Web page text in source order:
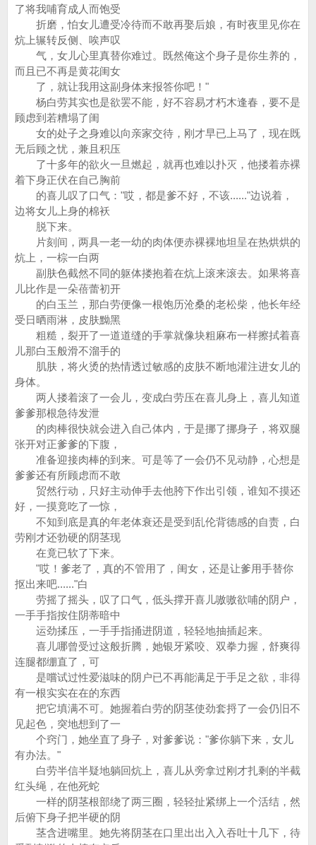
了将我哺育成人而饱受
折磨，怕女儿遭受冷待而不敢再娶后娘，有时夜里见你在
炕上辗转反侧、唉声叹
气，女儿心里真替你难过。既然俺这个身子是你生养的，
而且已不再是黄花闺女
了，就让我用这副身体来报答你吧！"
杨白劳其实也是欲罢不能，好不容易才朽木逢春，要不是
顾虑到若糟塌了闺
女的处子之身难以向亲家交待，刚才早已上马了，现在既
无后顾之忧，兼且积压
了十多年的欲火一旦燃起，就再也难以扑灭，他搂着赤裸
着下身正伏在自己胸前
的喜儿叹了口气："哎，都是爹不好，不该......"边说着，
边将女儿上身的棉袄
脱下来。
片刻间，两具一老一幼的肉体便赤裸裸地坦呈在热烘烘的
炕上，一棕一白两
副肤色截然不同的躯体搂抱着在炕上滚来滚去。如果将喜
儿比作是一朵蓓蕾初开
的白玉兰，那白劳便像一根饱历沧桑的老松柴，他长年经
受日晒雨淋，皮肤黝黑
粗糙，裂开了一道道缝的手掌就像块粗麻布一样擦拭着喜
儿那白玉般滑不溜手的
肌肤，将火烫的热情透过敏感的皮肤不断地灌注进女儿的
身体。
两人搂着滚了一会儿，变成白劳压在喜儿身上，喜儿知道
爹爹那根急待发泄
的肉棒很快就会进入自己体内，于是挪了挪身子，将双腿
张开对正爹爹的下腹，
准备迎接肉棒的到来。可是等了一会仍不见动静，心想是
爹爹还有所顾虑而不敢
贸然行动，只好主动伸手去他胯下作出引领，谁知不摸还
好，一摸竟吃了一惊，
不知到底是真的年老体衰还是受到乱伦背德感的自责，白
劳刚才还勃硬的阴茎现
在竟已软了下来。
"哎！爹老了，真的不管用了，闺女，还是让爹用手替你
抠出来吧......"白
劳摇了摇头，叹了口气，低头撑开喜儿嗷嗷欲哺的阴户，
一手手指按住阴蒂暗中
运劲揉压，一手手指捅进阴道，轻轻地抽插起来。
喜儿哪曾受过这般折腾，她银牙紧咬、双拳力握，舒爽得
连腿都绷直了，可
是嚐试过性爱滋味的阴户已不再能满足于手足之欲，非得
有一根实实在在的东西
把它填满不可。她握着白劳的阴茎使劲套捋了一会仍旧不
见起色，突地想到了一
个窍门，她坐直了身子，对爹爹说："爹你躺下来，女儿
有办法。"
白劳半信半疑地躺回炕上，喜儿从旁拿过刚才扎剩的半截
红头绳，在他死蛇
一样的阴茎根部绕了两三圈，轻轻扯紧绑上一个活结，然
后俯下身子把半硬的阴
茎含进嘴里。她先将阴茎在口里出出入入吞吐十几下，待